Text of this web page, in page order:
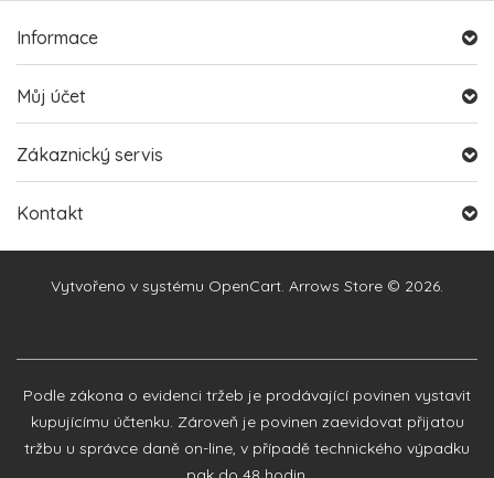
Informace
Můj účet
Zákaznický servis
Kontakt
Vytvořeno v systému OpenCart. Arrows Store © 2026.
Podle zákona o evidenci tržeb je prodávající povinen vystavit
kupujícímu účtenku. Zároveň je povinen zaevidovat přijatou
tržbu u správce daně on-line, v případě technického výpadku